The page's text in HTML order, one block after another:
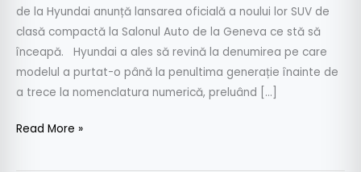
de la Hyundai anunță lansarea oficială a noului lor SUV de
clasă compactă la Salonul Auto de la Geneva ce stă să
înceapă. Hyundai a ales să revină la denumirea pe care
modelul a purtat-o până la penultima generație înainte de
a trece la nomenclatura numerică, preluând […]
Read More »